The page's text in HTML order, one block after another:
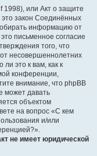
1998), или Акт о защите
это закон Соединённых
информацию от
письменное согласие
того, что
несовершеннолетних
это к вам, как к
конференции,
внимание, что phpBB
может давать
объектом
на вопрос «С кем
и/или
не имеет юридической